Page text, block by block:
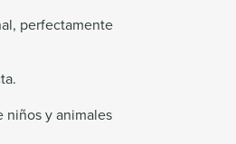
perfectamente
niños y animales